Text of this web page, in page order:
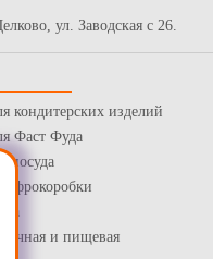
ул. Заводская с 26.
кондитерских изделий
Фаст Фуда
посуда
и пищевая